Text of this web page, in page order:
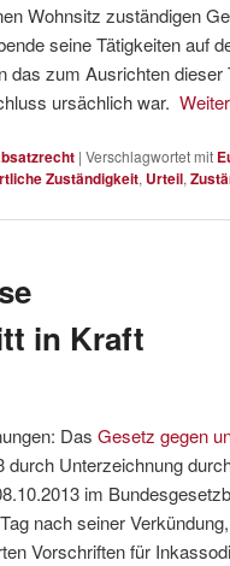
Wohnsitz zuständigen
seine Tätigkeiten auf
das zum Ausrichten dieser
ursächlich war.
| Verschlagwortet mit
Zuständigkeit, Urteil,
in Kraft
Das Gesetz gegen
durch Unterzeichnung
im
nach seiner
Vorschriften für